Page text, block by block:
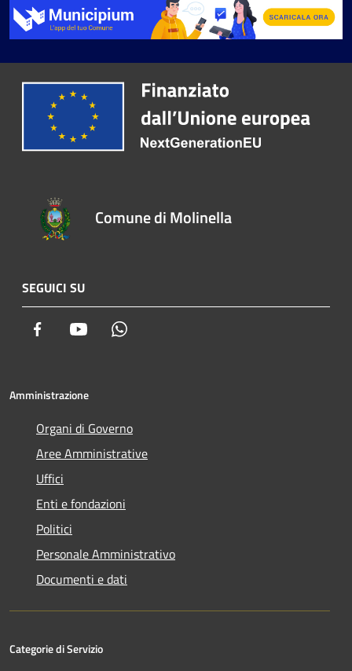
Comune di Molinella
SEGUICI SU
Facebook Youtube
Amministrazione
Organi di Governo
Aree Amministrative
Uffici
Enti e fondazioni
Politici
Personale Amministrativo
Documenti e dati
Categorie di Servizio